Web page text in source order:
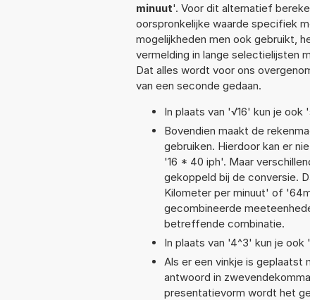
minuut'. Voor dit alternatief
oorspronkelijke waarde specifiek
mogelijkheden men ook gebruikt,
vermelding in lange selectielijsten
Dat alles wordt voor ons
van een seconde gedaan.
In plaats van '√16' kun je ook
Bovendien maakt de
gebruiken. Hierdoor kan er
'16 * 40 iph'. Maar
gekoppeld bij de conversie.
Kilometer per minuut' of
gecombineerde
betreffende combinatie.
In plaats van '4^3' kun je
Als er een vinkje is
antwoord in
presentatievorm wordt het